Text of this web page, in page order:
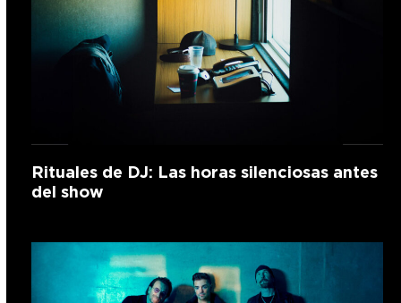
Rituales de DJ: Las horas silenciosas antes
del show